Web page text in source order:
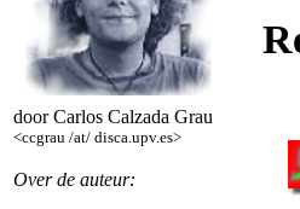
door Carlos Calzada Grau
<ccgrau /at/ disca.upv.es>
Over de auteur: